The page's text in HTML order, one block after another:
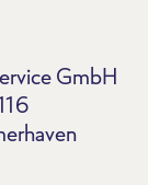
GmbH